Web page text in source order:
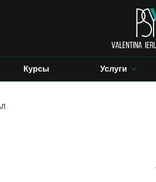
Курсы Услуги